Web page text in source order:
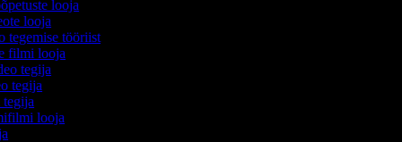
looja
looja
tegemise tööriist
filmi looja
tegija
tegija
tegija
looja